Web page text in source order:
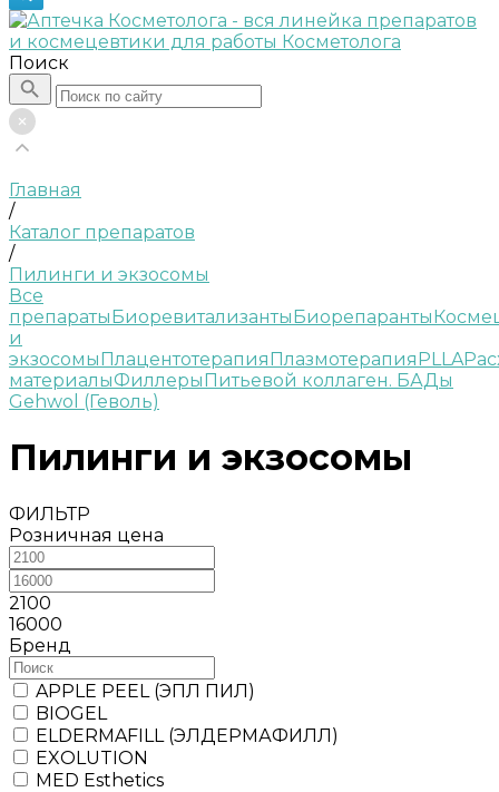
Поиск
Главная
/
Каталог препаратов
/
Пилинги и экзосомы
Все
препаратыБиоревитализантыБиорепаранты
и
экзосомыПлацентотерапияПлазмотерапияPLLA
материалыФиллерыПитьевой коллаген. БАДы
Gehwol (Геволь)
Пилинги и экзосомы
ФИЛЬТР
Розничная цена
2100
16000
Бренд
APPLE PEEL (ЭПЛ ПИЛ)
BIOGEL
ELDERMAFILL (ЭЛДЕРМАФИЛЛ)
EXOLUTION
MED Esthetics